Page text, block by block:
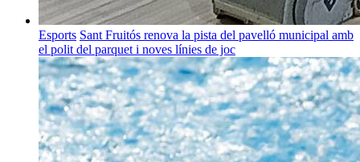
Esports Sant Fruitós renova la pista del pavelló municipal amb
el polit del parquet i noves línies de joc